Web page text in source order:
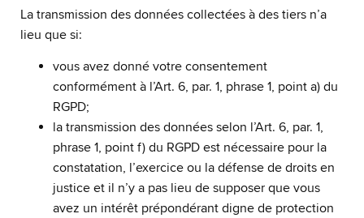
La transmission des données collectées à des tiers n’a
lieu que si:
vous avez donné votre consentement
conformément à l’Art. 6, par. 1, phrase 1, point a) du
RGPD;
la transmission des données selon l’Art. 6, par. 1,
phrase 1, point f) du RGPD est nécessaire pour la
constatation, l’exercice ou la défense de droits en
justice et il n’y a pas lieu de supposer que vous
avez un intérêt prépondérant digne de protection